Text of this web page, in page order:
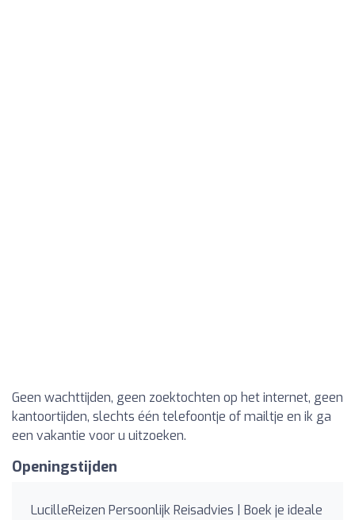
Geen wachttijden, geen zoektochten op het internet, geen
kantoortijden, slechts één telefoontje of mailtje en ik ga
een vakantie voor u uitzoeken.
Openingstijden
LucilleReizen Persoonlijk Reisadvies | Boek je ideale